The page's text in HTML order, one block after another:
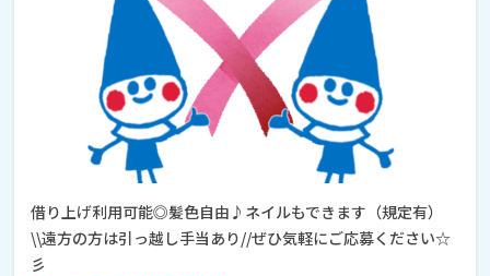
借り上げ利用可能◎髪色自由♪ネイルもできます（規定有）
\\遠方の方は引っ越し手当あり//ぜひ気軽にご応募ください☆
彡